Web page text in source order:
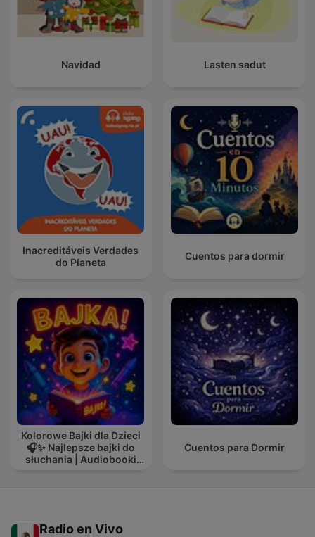
Navidad Lasten sadut
Inacreditáveis Verdades
do Planeta
Cuentos para dormir
Kolorowe Bajki dla Dzieci
🎧✨ Najlepsze bajki do
słuchania | Audiobooki
Cuentos para Dormir
Radio en Vivo